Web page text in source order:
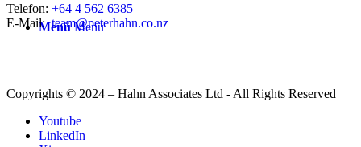
Menü Menü
Telefon: +64 4 562 6385
E-Mail: team@peterhahn.co.nz
Copyrights © 2024 – Hahn Associates Ltd - All Rights Reserved
Youtube
LinkedIn